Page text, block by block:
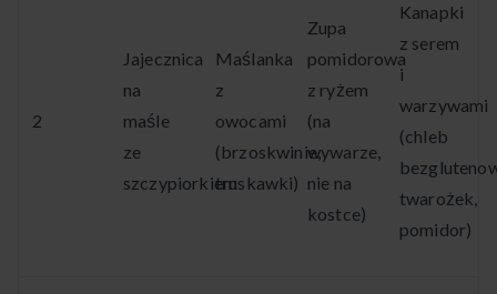
2
Jajecznica
na
maśle
ze
szczypiorkiem
Maślanka
z
owocami
(brzoskwinie,
truskawki)
Zupa
pomidorowa
z ryżem
(na
wywarze,
nie na
kostce)
Kanapki
z serem
i
warzywami
(chleb
twarożek,
pomidor)